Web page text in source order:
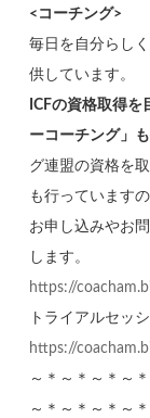
<コーチング>
毎日を自分らし
供しています。
ICFの資格取得
ーコーチング」
グ連盟の資格を
も行っています
お申し込みやお
します。
https://
トライアルセッ
https://
～＊～＊～＊～
～＊～＊～＊～＊